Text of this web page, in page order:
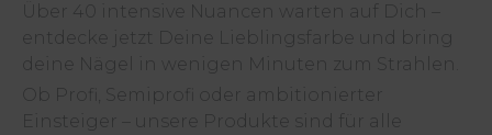
Über 40 intensive Nuancen warten auf Dich –
entdecke jetzt Deine Lieblingsfarbe und bring
deine Nägel in wenigen Minuten zum Strahlen.
Ob Profi, Semiprofi oder ambitionierter
Einsteiger – unsere Produkte sind für alle